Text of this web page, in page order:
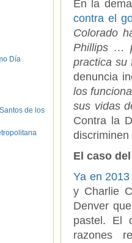
En la
contra el
Colorado
Phillips …
practica su
denuncia
los
sus vidas
Contra la
El caso
Ya en
y Charlie
Denver
pastel. El
razones
Día
de los